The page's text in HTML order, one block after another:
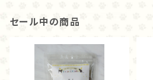
セール中の商品